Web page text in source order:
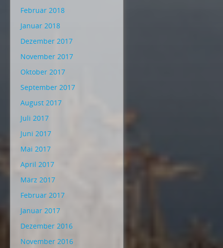
Februar 2018
Januar 2018
Dezember 2017
November 2017
Oktober 2017
September 2017
August 2017
Juli 2017
Juni 2017
Mai 2017
April 2017
März 2017
Februar 2017
Januar 2017
Dezember 2016
November 2016